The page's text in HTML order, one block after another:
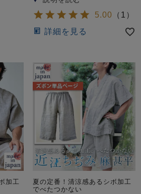
秋
新着商品
- New Arrival -
のパジャマ一覧はこちら
き
ズ半袖
ボーイズ前開
き
ボーイズかぶ
り
5.00 （ 1 ）
詳細を見る
加工
夏の定番！清涼感あるシボ加工
でべたつかない